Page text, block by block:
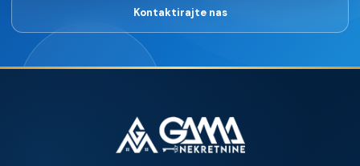
Kontaktirajte nas